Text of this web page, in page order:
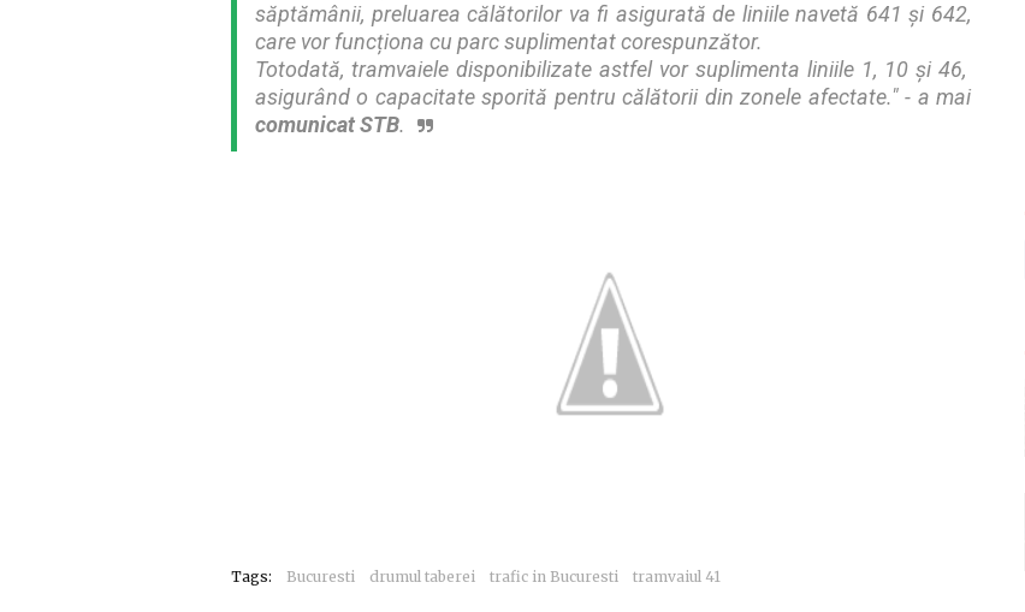
săptămânii, preluarea călătorilor va fi asigurată de liniile navetă 641 și 642,
care vor funcționa cu parc suplimentat corespunzător.
Totodată, tramvaiele disponibilizate astfel vor suplimenta liniile 1, 10 și 46,
asigurând o capacitate sporită pentru călătorii din zonele afectate." - a mai
comunicat STB.
Tags: Bucuresti drumul taberei trafic in Bucuresti tramvaiul 41